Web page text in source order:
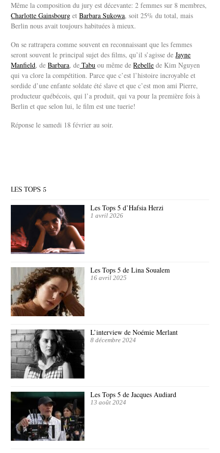
Même la composition du jury est décevante: 2 femmes sur 8 membres,
Charlotte Gainsbourg etBarbara Sukowa, soit 25% du total, mais
Berlin nous avait toujours habituées à mieux.
On se rattrapera comme souvent en reconnaissant que les femmes
seront souvent le principal sujet des films, qu’il s’agisse deJayne
Manfield, deBarbara, de Tabu ou même deRebelle de Kim Nguyen
qui va clore la compétition. Parce que c’est l’histoire incroyable et
sordide d’une enfante soldate été slave et que c’est mon ami Pierre,
producteur québécois, qui l’a produit, qui va pour la première fois à
Berlin et que selon lui, le film est une tuerie!
Réponse le samedi 18 février au soir.
LES TOPS 5
Les Tops 5 d’Hafsia Herzi
1 avril 2026
Les Tops 5 de Lina Soualem
16 avril 2025
L’interview de Noémie Merlant
8 décembre 2024
Les Tops 5 de Jacques Audiard
13 août 2024